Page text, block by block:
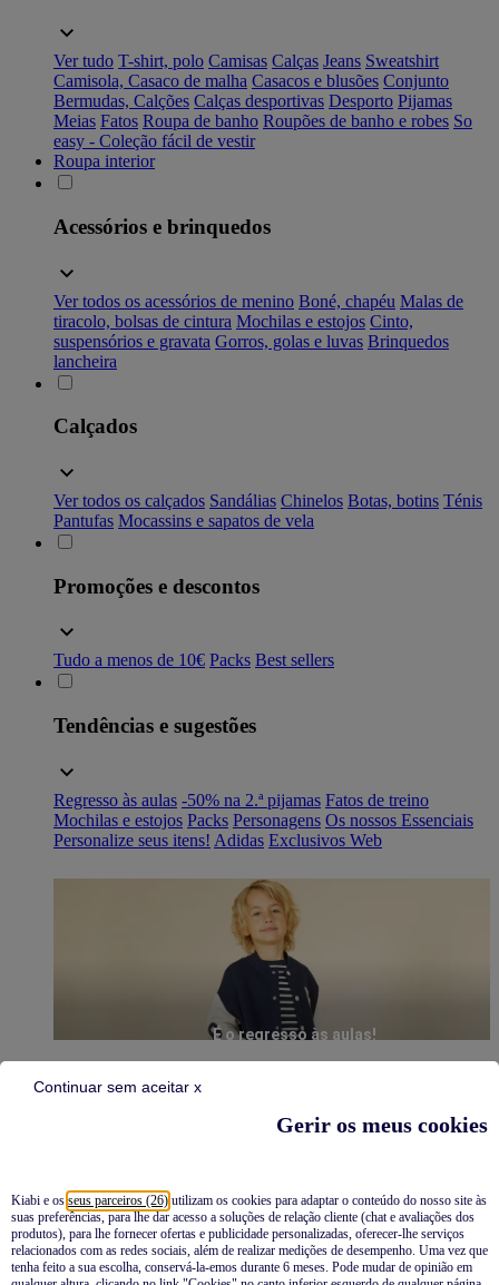
Gerir os meus cookies
Kiabi e os seus parceiros (26) utilizam os cookies para adaptar o conteúdo do nosso site às
suas preferências, para lhe dar acesso a soluções de relação cliente (chat e avaliações dos
produtos), para lhe fornecer ofertas e publicidade personalizadas, oferecer-lhe serviços
relacionados com as redes sociais, além de realizar medições de desempenho. Uma vez que
tenha feito a sua escolha, conservá-la-emos durante 6 meses. Pode mudar de opinião em
Continuar sem aceitar x
Ver tudo T-shirt, polo Camisas Calças Jeans Sweatshirt
Camisola, Casaco de malha Casacos e blusões Conjunto
Bermudas, Calções Calças desportivas Desporto Pijamas
Meias Fatos Roupa de banho Roupões de banho e robes So
easy - Coleção fácil de vestir
Roupa interior
Acessórios e brinquedos
Ver todos os acessórios de menino Boné, chapéu Malas de
tiracolo, bolsas de cintura Mochilas e estojos Cinto,
suspensórios e gravata Gorros, golas e luvas Brinquedos
lancheira
Calçados
Ver todos os calçados Sandálias Chinelos Botas, botins Ténis
Pantufas Mocassins e sapatos de vela
Promoções e descontos
Tudo a menos de 10€ Packs Best sellers
Tendências e sugestões
Regresso às aulas -50% na 2.ª pijamas Fatos de treino
Mochilas e estojos Packs Personagens Os nossos Essenciais
Personalize seus itens! Adidas Exclusivos Web
É o regresso às aulas!
Pijamas
Novidades